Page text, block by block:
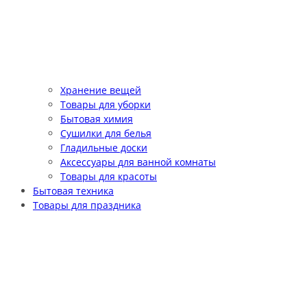
Хранение вещей
Товары для уборки
Бытовая химия
Сушилки для белья
Гладильные доски
Аксессуары для ванной комнаты
Товары для красоты
Бытовая техника
Товары для праздника